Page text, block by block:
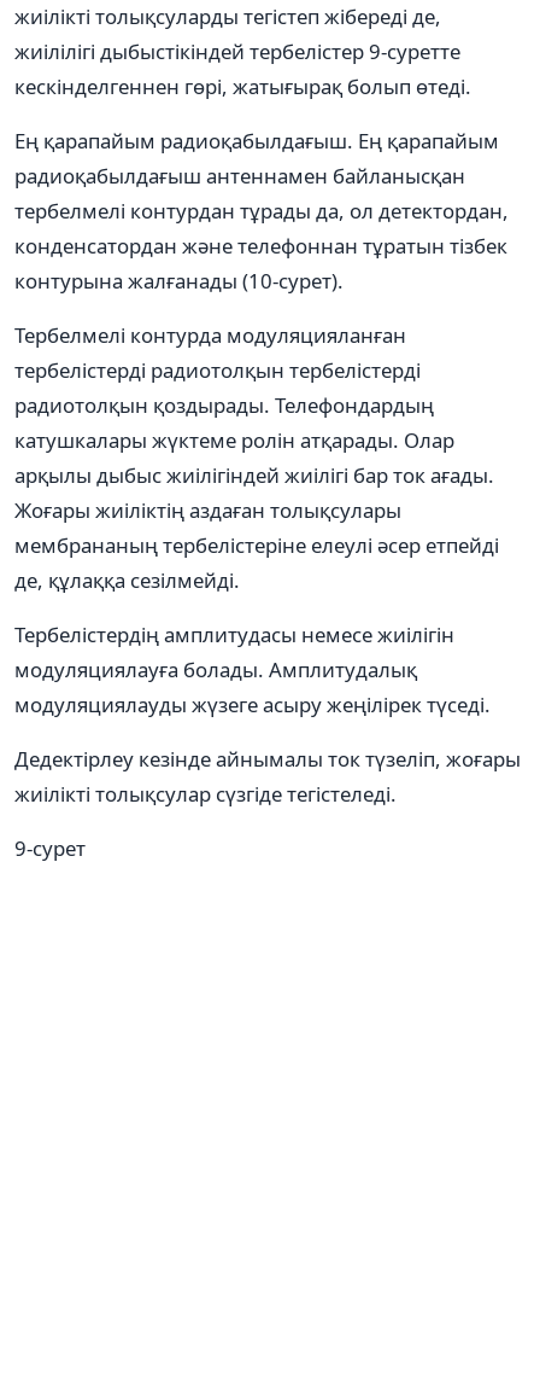
жиілікті толықсуларды тегістеп жібереді де,
жиілілігі дыбыстікіндей тербелістер 9-суретте
кескінделгеннен гөрі, жатығырақ болып өтеді.
Ең қарапайым радиоқабылдағыш. Ең қарапайым
радиоқабылдағыш антеннамен байланысқан
тербелмелі контурдан тұрады да, ол детектордан,
конденсатордан және телефоннан тұратын тізбек
контурына жалғанады (10-сурет).
Тербелмелі контурда модуляцияланған
тербелістерді радиотолқын тербелістерді
радиотолқын қоздырады. Телефондардың
катушкалары жүктеме ролін атқарады. Олар
арқылы дыбыс жиілігіндей жиілігі бар ток ағады.
Жоғары жиіліктің аздаған толықсулары
мембрананың тербелістеріне елеулі әсер етпейді
де, құлаққа сезілмейді.
Тербелістердің амплитудасы немесе жиілігін
модуляциялауға болады. Амплитудалық
модуляциялауды жүзеге асыру жеңілірек түседі.
Дедектірлеу кезінде айнымалы ток түзеліп, жоғары
жиілікті толықсулар сүзгіде тегістеледі.
9-сурет